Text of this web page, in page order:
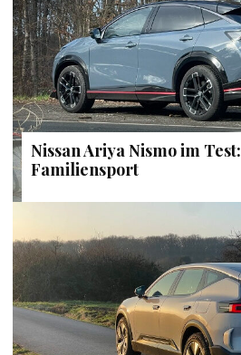
Nissan Ariya Nismo im Test:
Familiensport